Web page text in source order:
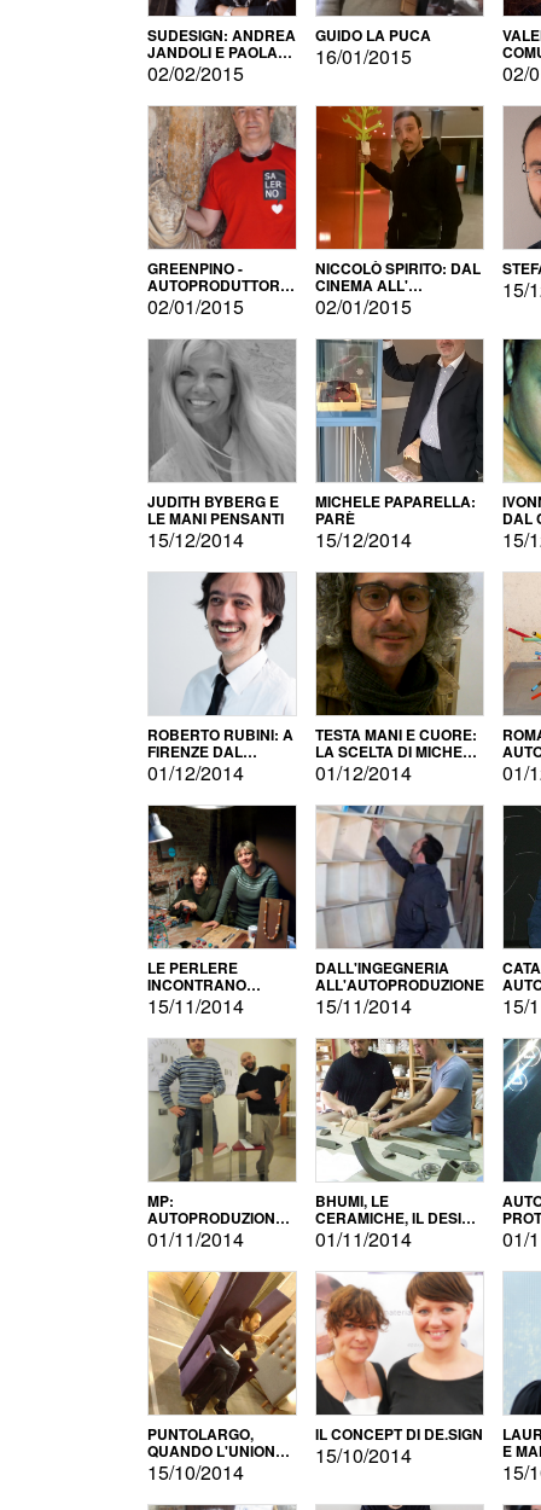
SUDESIGN: ANDREA
JANDOLI E PAOLA
PISAPIA
02/02/2015
GUIDO LA PUCA
16/01/2015
02/
GREENPINO -
AUTOPRODUTTORE
PER AMORE
02/01/2015
NICCOLÒ SPIRITO: DAL
CINEMA ALL'
AUTOPRODUZIONE
02/01/2015
15/
JUDITH BYBERG E
LE MANI PENSANTI
15/12/2014
MICHELE PAPARELLA:
PARÈ
15/12/2014
DAL
15/
ROBERTO RUBINI: A
FIRENZE DAL
PRODOTTO ALLA
PROMOZIONE
01/12/2014
TESTA MANI E CUORE:
LA SCELTA DI MICHELE
BARBERIO
01/12/2014 01/
LE PERLERE
INCONTRANO
L'AUTOPRODUZIONE
15/11/2014
DALL'INGEGNERIA
ALL'AUTOPRODUZIONE
15/11/2014 15/
MP:
AUTOPRODUZIONE
E INNOVAZIONE
01/11/2014
BHUMI, LE
CERAMICHE, IL DESIGN
E L'AUTOPRODUZIONE
01/11/2014 01/
PUNTOLARGO,
QUANDO L'UNIONE
FA LA FORZA E
VINCE
15/10/2014
IL CONCEPT DI DE.SIGN
15/10/2014 E
15/